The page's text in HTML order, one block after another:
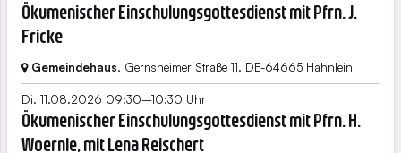
Ökumenischer Einschulungsgottesdienst mit Pfrn. J.
Fricke
Gemeindehaus, Gernsheimer Straße 11, DE-64665 Hähnlein
Di. 11.08.2026 09:30–10:30 Uhr
Ökumenischer Einschulungsgottesdienst mit Pfrn. H.
Woernle, mit Lena Reischert